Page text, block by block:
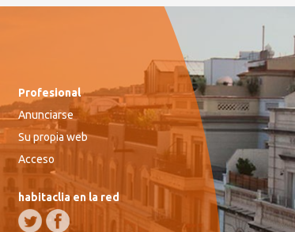
Profesional
Anunciarse
Su propia web
Acceso
habitaclia en la red